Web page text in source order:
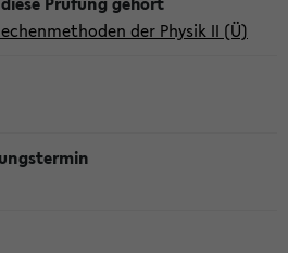
der Physik II (Ü)